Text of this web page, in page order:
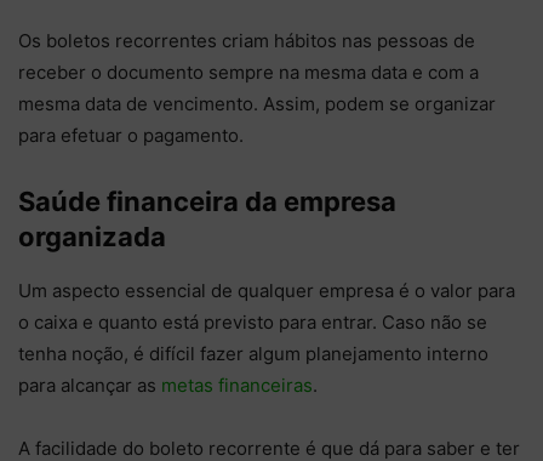
Os boletos recorrentes criam hábitos nas pessoas de
receber o documento sempre na mesma data e com a
mesma data de vencimento. Assim, podem se organizar
para efetuar o pagamento.
Saúde financeira da empresa
organizada
Um aspecto essencial de qualquer empresa é o valor para
o caixa e quanto está previsto para entrar. Caso não se
tenha noção, é difícil fazer algum planejamento interno
para alcançar as metas financeiras.
A facilidade do boleto recorrente é que dá para saber e ter